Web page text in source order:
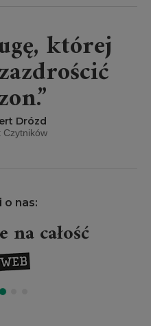
której
Drózd
Czytników
o nas:
całość